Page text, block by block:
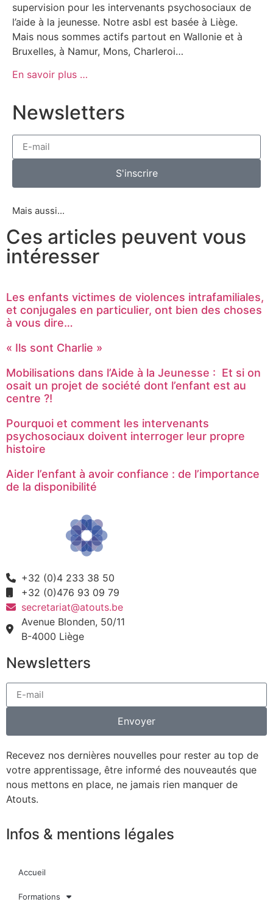
supervision pour les intervenants psychosociaux de
l’aide à la jeunesse. Notre asbl est basée à Liège.
Mais nous sommes actifs partout en Wallonie et à
Bruxelles, à Namur, Mons, Charleroi…
En savoir plus …
Newsletters
S'inscrire
Mais aussi...
Ces articles peuvent vous
intéresser
Les enfants victimes de violences intrafamiliales,
et conjugales en particulier, ont bien des choses
à vous dire…
« Ils sont Charlie »
Mobilisations dans l’Aide à la Jeunesse : Et si on
osait un projet de société dont l’enfant est au
centre ?!
Pourquoi et comment les intervenants
psychosociaux doivent interroger leur propre
histoire
Aider l’enfant à avoir confiance : de l’importance
de la disponibilité
+32 (0)4 233 38 50
+32 (0)476 93 09 79
secretariat@atouts.be
Avenue Blonden, 50/11
B-4000 Liège
Newsletters
Envoyer
Recevez nos dernières nouvelles pour rester au top de
votre apprentissage, être informé des nouveautés que
nous mettons en place, ne jamais rien manquer de
Atouts.
Infos & mentions légales
Accueil
Formations